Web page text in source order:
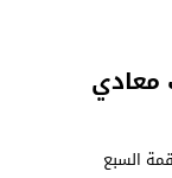
معادي